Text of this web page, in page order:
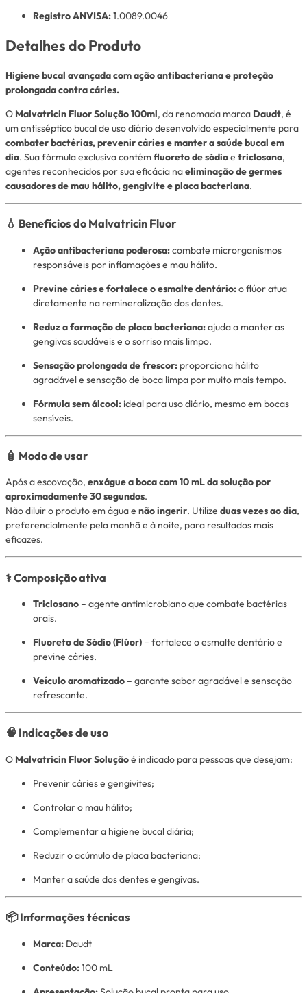
Registro ANVISA:1.0089.0046
Detalhes do Produto
Higiene bucal avançada com ação antibacteriana e proteção
prolongada contra cáries.
O Malvatricin Fluor Solução 100ml, da renomada marca Daudt, é
um antisséptico bucal de uso diário desenvolvido especialmente para
combater bactérias, prevenir cáries e manter a saúde bucal em
dia. Sua fórmula exclusiva contémfluoreto de sódioe triclosano,
agentes reconhecidos por sua eficácia naeliminação de germes
causadores de mau hálito, gengivite e placa bacteriana.
💧 Benefícios do Malvatricin Fluor
Ação antibacteriana poderosa:combate microrganismos
responsáveis por inflamações e mau hálito.
Previne cáries e fortalece o esmalte dentário:o flúor atua
diretamente na remineralização dos dentes.
Reduz a formação de placa bacteriana:ajuda a manter as
gengivas saudáveis e o sorriso mais limpo.
Sensação prolongada de frescor: proporciona hálito
agradável e sensação de boca limpa por muito mais tempo.
Fórmula sem álcool: ideal para uso diário, mesmo em bocas
sensíveis.
🧴 Modo de usar
Após a escovação, enxágue a boca com 10 mL da solução por
aproximadamente 30 segundos.
Não diluir o produto em água e não ingerir. Utilize duas vezes ao dia,
preferencialmente pela manhã e à noite, para resultados mais
eficazes.
⚕️Composição ativa
Triclosano – agente antimicrobiano que combate bactérias
orais.
Fluoreto de Sódio (Flúor) – fortalece o esmalte dentário e
previne cáries.
Veículo aromatizado – garante sabor agradável e sensação
refrescante.
🧠 Indicações de uso
O Malvatricin Fluor Soluçãoé indicado para pessoas que desejam:
Prevenir cáries e gengivites;
Controlar o mau hálito;
Complementar a higiene bucal diária;
Reduzir o acúmulo de placa bacteriana;
Manter a saúde dos dentes e gengivas.
📦Informações técnicas
Marca: Daudt
Conteúdo:100 mL